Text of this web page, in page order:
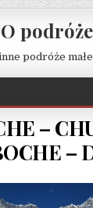
podróże
–
–